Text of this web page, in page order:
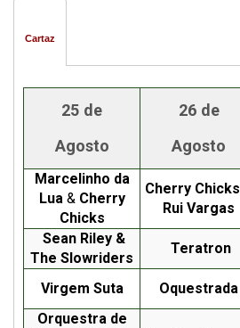
Cartaz
25 de
Agosto
26 de
Agosto
Marcelinho da
Lua & Cherry
Chicks
Cherry Chicks
Rui Vargas
Sean Riley &
The Slowriders
Teratron
Virgem Suta
Oquestrada
Orquestra de